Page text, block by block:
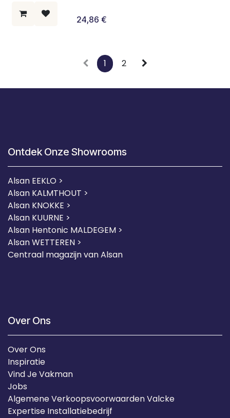
24,86 €
1 2
Ontdek Onze Showrooms
Alsan EEKLO >
Alsan KALMTHOUT >
Alsan KNOKKE >
Alsan KUURNE >
Alsan Hentonic MALDEGEM >
Alsan WETTEREN >
Centraal magazijn van Alsan
Over Ons
Over Ons
Inspiratie
Vind Je Vakman
Jobs
Algemene Verkoopsvoorwaarden Valcke
Expertise Installatiebedrijf